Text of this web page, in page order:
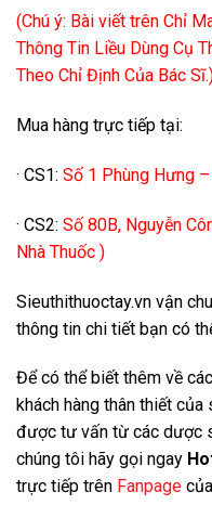
(Chú ý: Bài viết trên Chỉ
Thông Tin Liều Dùng Cụ
Theo Chỉ Định Của Bác
Mua hàng trực tiếp tại:
· CS1: Số 1 Phùng Hưng
· CS2: Số 80B, Nguyễn
Nhà Thuốc )
Sieuthithuoctay.vn vận
thông tin chi tiết bạn có
Để có thể biết thêm về
khách hàng thân thiết
được tư vấn từ các dược
chúng tôi hãy gọi ngay
trực tiếp trên Fanpage